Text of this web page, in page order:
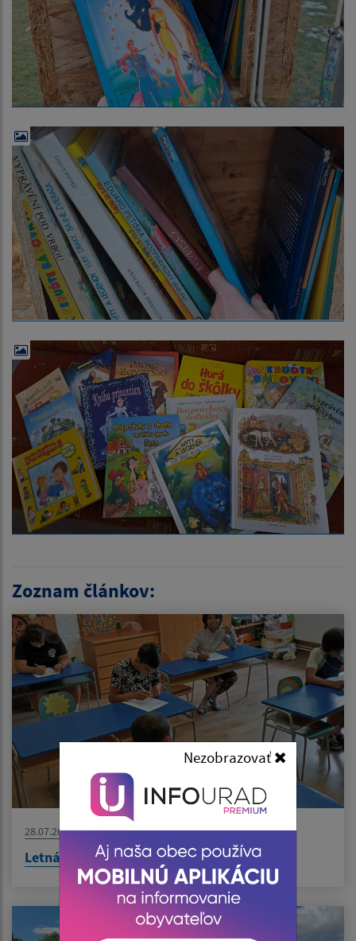
Nezobrazovať
Zoznam článkov:
28.07.2026
Letná škola – učíme sa aj cez prázdniny!